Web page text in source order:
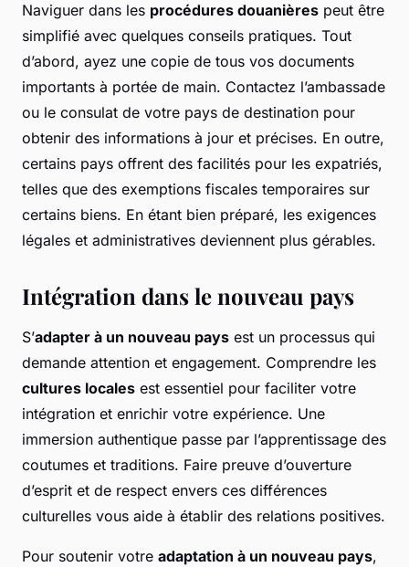
Naviguer dans les procédures douanières peut être
simplifié avec quelques conseils pratiques. Tout
d’abord, ayez une copie de tous vos documents
importants à portée de main. Contactez l’ambassade
ou le consulat de votre pays de destination pour
obtenir des informations à jour et précises. En outre,
certains pays offrent des facilités pour les expatriés,
telles que des exemptions fiscales temporaires sur
certains biens. En étant bien préparé, les exigences
légales et administratives deviennent plus gérables.
Intégration dans le nouveau pays
S’adapter à un nouveau pays est un processus qui
demande attention et engagement. Comprendre les
cultures locales est essentiel pour faciliter votre
intégration et enrichir votre expérience. Une
immersion authentique passe par l’apprentissage des
coutumes et traditions. Faire preuve d’ouverture
d’esprit et de respect envers ces différences
culturelles vous aide à établir des relations positives.
Pour soutenir votre adaptation à un nouveau pays,